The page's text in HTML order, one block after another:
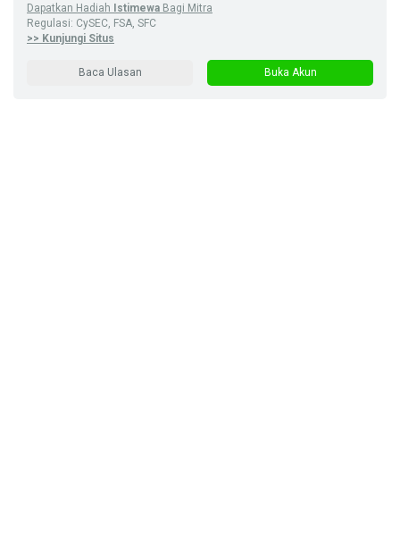
Dapatkan Hadiah Istimewa Bagi Mitra
Regulasi: CySEC, FSA, SFC
>> Kunjungi Situs
Baca Ulasan Buka Akun